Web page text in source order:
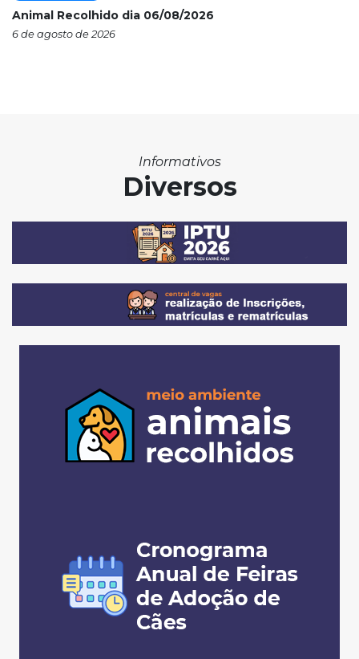
Animal Recolhido dia 06/08/2026
6 de agosto de 2026
Informativos
Diversos